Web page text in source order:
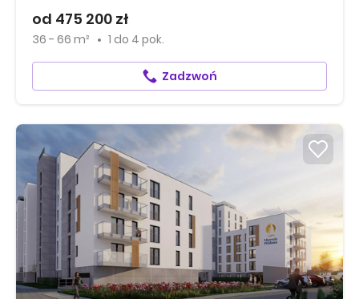
od 475 200 zł
36 - 66 m² 1 do 4 pok.
Zadzwoń